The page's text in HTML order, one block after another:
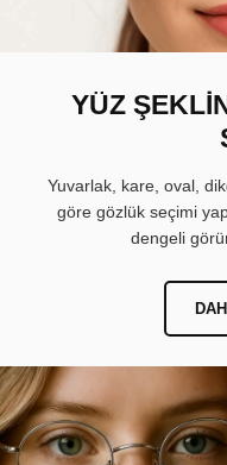
YÜZ
Yuvarlak, kare, oval,
göre gözlük seçimi
dengeli